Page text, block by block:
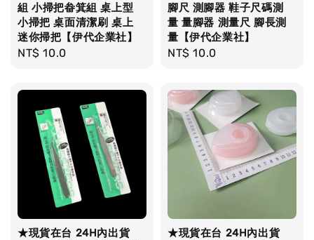
組 小掃把畚箕組 桌上型
小掃把 桌面清潔刷 桌上
迷你掃把【伊代企業社】
Regular
NT$ 10.0
腳尺 測腳器 鞋子尺碼測
量 量腳器 測量尺 腳長測
量【伊代企業社】
Regular
NT$ 10.0
★現貨在台 24H內出貨
★現貨在台 24H內出貨